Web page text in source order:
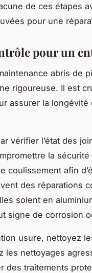
de ces étapes
pour une
pour un
abris de
rigoureuse. Il est
assurer la
vérifier l’état des
la
coulissement afin
des réparations
soient en
signe de corrosion
usure, nettoyez
les nettoyages
des traitements